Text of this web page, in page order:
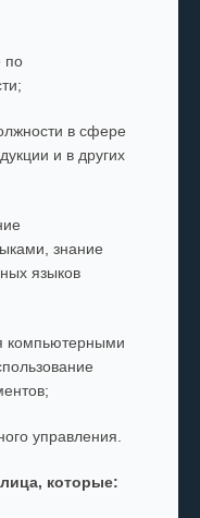
по
в сфере
и в других
знание
языков
компьютерными
управления.
которые: